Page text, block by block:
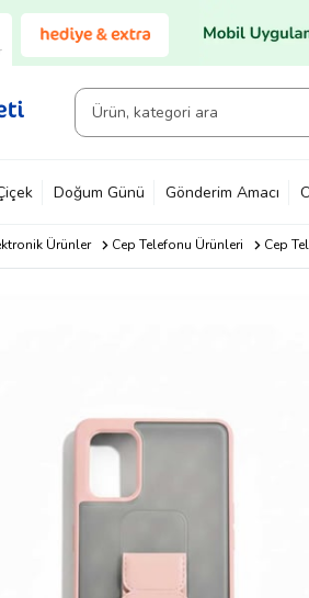
Doğum Günü Gönderim Amacı
Ürünler Cep Telefonu Ürünleri Cep